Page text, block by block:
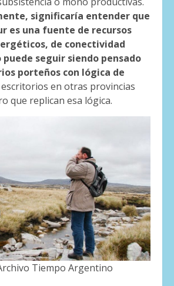
significaría entender que
es una fuente de recursos
de conectividad
seguir siendo pensado
porteños con lógica de
escritorios en otras provincias
que replican esa lógica.
Tiempo Argentino